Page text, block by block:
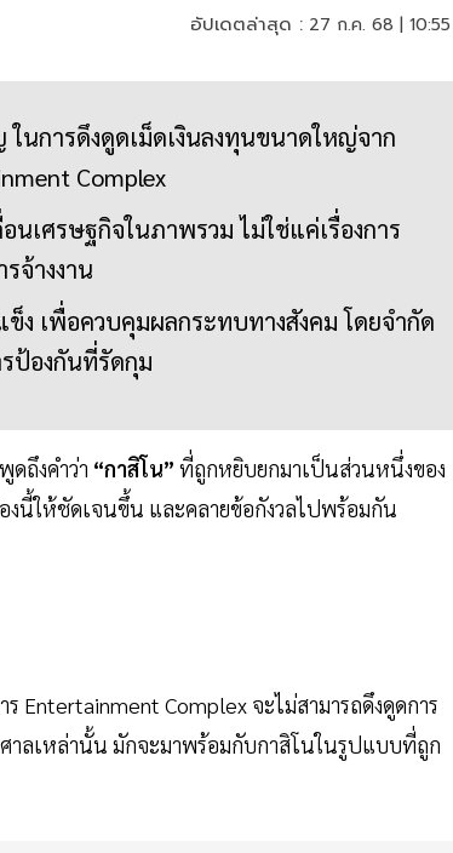
อัปเดตล่าสุด : 27 ก.ค. 68 |
นการดึงดูดเม็ดเงินลงทุนขนาดใหญ่จาก
Complex
เศรษฐกิจในภาพรวม ไม่ใช่แค่เรื่องการ
จ้างงาน
ง เพื่อควบคุมผลกระทบทางสังคม โดยจำกัด
ป้องกันที่รัดกุม
ดถึงคำว่า “กาสิโน” ที่ถูกหยิบยกมาเป็นส่วนหนึ่งของ
องนี้ให้ชัดเจนขึ้น และคลายข้อกังวลไปพร้อมกัน
Entertainment Complex จะไม่สามารถดึงดูดการ
าลเหล่านั้น มักจะมาพร้อมกับกาสิโนในรูปแบบที่ถูก